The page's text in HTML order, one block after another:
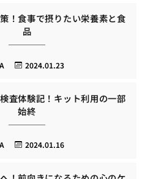
！食事で摂りたい栄養素と食
品
2024.01.23
査体験記！キット利用の一部
始終
2024.01.16